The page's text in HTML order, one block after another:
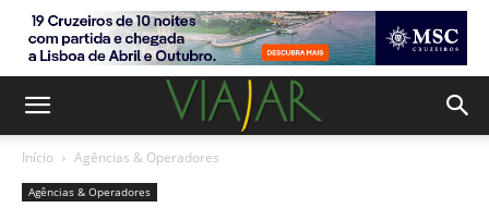
Início Agências & Operadores
Agências & Operadores